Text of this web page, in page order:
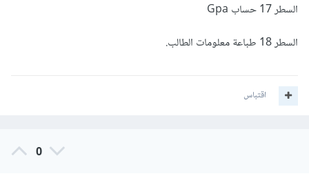
السطر 17 حساب Gpa
السطر 18 طباعة معلومات الطالب.
اقتباس
0